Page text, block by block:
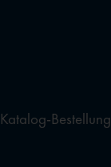
Bestellung